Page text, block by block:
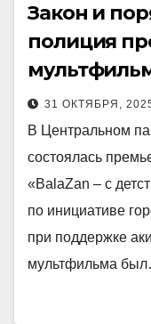
Закон и
полиция
31 ОКТЯБРЯ,
В Центральном
состоялась
«BalaZan – с
по инициативе
при поддержке
мультфильма